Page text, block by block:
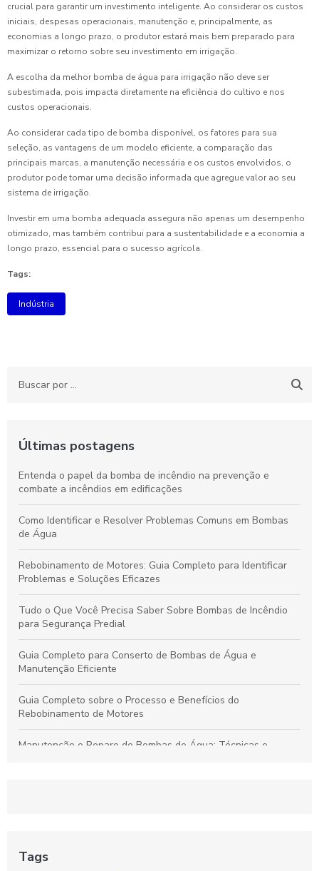
crucial para garantir um investimento inteligente. Ao considerar os custos
iniciais, despesas operacionais, manutenção e, principalmente, as
economias a longo prazo, o produtor estará mais bem preparado para
maximizar o retorno sobre seu investimento em irrigação.
A escolha da melhor bomba de água para irrigação não deve ser
subestimada, pois impacta diretamente na eficiência do cultivo e nos
custos operacionais.
Ao considerar cada tipo de bomba disponível, os fatores para sua
seleção, as vantagens de um modelo eficiente, a comparação das
principais marcas, a manutenção necessária e os custos envolvidos, o
produtor pode tomar uma decisão informada que agregue valor ao seu
sistema de irrigação.
Investir em uma bomba adequada assegura não apenas um desempenho
otimizado, mas também contribui para a sustentabilidade e a economia a
longo prazo, essencial para o sucesso agrícola.
Tags:
Indústria
Últimas postagens
Entenda o papel da bomba de incêndio na prevenção e
combate a incêndios em edificações
Como Identificar e Resolver Problemas Comuns em Bombas
de Água
Rebobinamento de Motores: Guia Completo para Identificar
Problemas e Soluções Eficazes
Tudo o Que Você Precisa Saber Sobre Bombas de Incêndio
para Segurança Predial
Guia Completo para Conserto de Bombas de Água e
Manutenção Eficiente
Guia Completo sobre o Processo e Benefícios do
Rebobinamento de Motores
Manutenção e Reparo de Bombas de Água: Técnicas e
Funcionamento e Manutenção Fundamental
Tags